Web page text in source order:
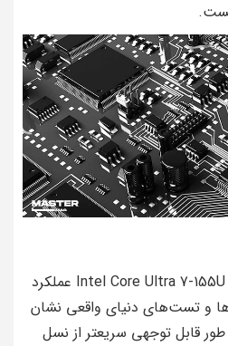
بر اساس بررسی‌های اولیه، Intel Core Ultra 7-155U عملکرد
و تست‌های دنیای واقعی نشان
قابل توجهی سریعتر از نسل